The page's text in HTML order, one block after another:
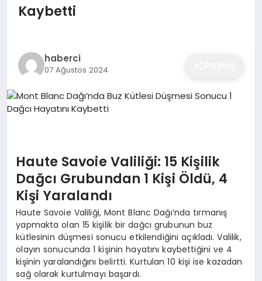
EKONOMI
SAĞLIK
SPOR
YAŞAM
DIĞER
Kaybetti
haberci
07 Ağustos 2024
Haute Savoie Valiliği: 15 Kişilik
Dağcı Grubundan 1 Kişi Öldü, 4
Kişi Yaralandı
Haute Savoie Valiliği, Mont Blanc Dağı’nda tırmanış
yapmakta olan 15 kişilik bir dağcı grubunun buz
kütlesinin düşmesi sonucu etkilendiğini açıkladı. Valilik,
olayın sonucunda 1 kişinin hayatını kaybettiğini ve 4
kişinin yaralandığını belirtti. Kurtulan 10 kişi ise kazadan
sağ olarak kurtulmayı başardı.